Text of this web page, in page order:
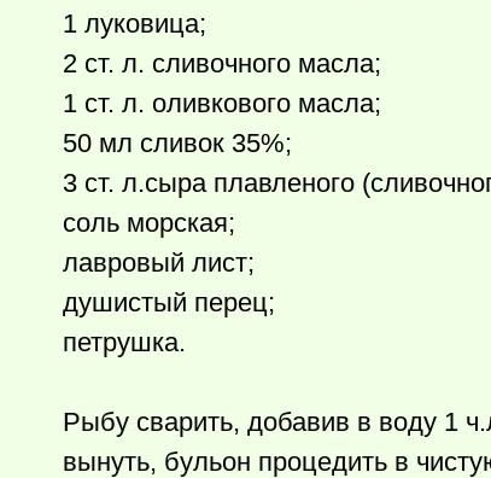
1 луковица;
2 ст. л. сливочного масла;
1 ст. л. оливкового масла;
50 мл сливок 35%;
3 ст. л.сыра плавленого
соль морская;
лавровый лист;
душистый перец;
петрушка.
Рыбу сварить, добавив в воду 1
вынуть, бульон процедить в